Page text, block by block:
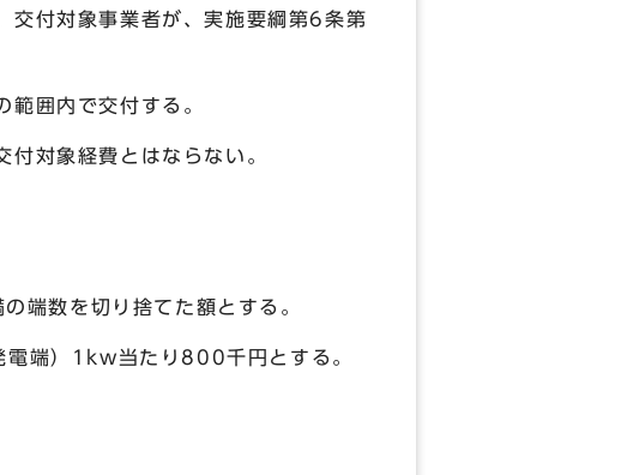
付対象事業者が、実施要綱第6条第
囲内で交付する。
対象経費とはならない。
数を切り捨てた額とする。
端）1kw当たり800千円とする。